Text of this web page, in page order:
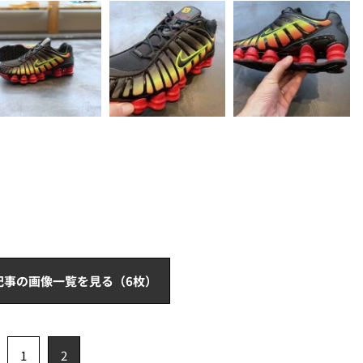
の画像一覧を見る（6枚）
1 2